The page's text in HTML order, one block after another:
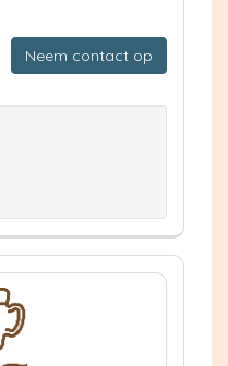
Neem contact op